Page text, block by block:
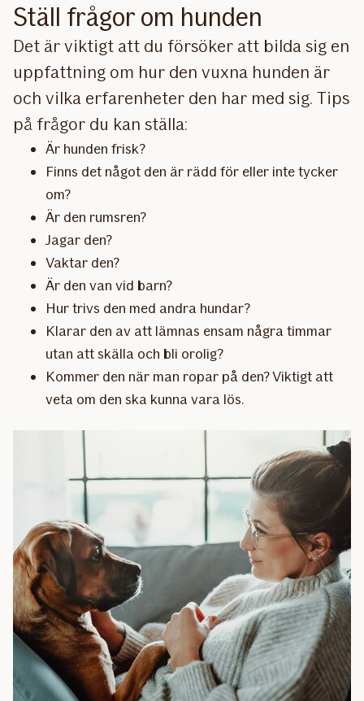
Ställ frågor om hunden
Det är viktigt att du försöker att bilda sig en
uppfattning om hur den vuxna hunden är
och vilka erfarenheter den har med sig. Tips
på frågor du kan ställa:
Är hunden frisk?
Finns det något den är rädd för eller inte tycker
om?
Är den rumsren?
Jagar den?
Vaktar den?
Är den van vid barn?
Hur trivs den med andra hundar?
Klarar den av att lämnas ensam några timmar
utan att skälla och bli orolig?
Kommer den när man ropar på den? Viktigt att
veta om den ska kunna vara lös.